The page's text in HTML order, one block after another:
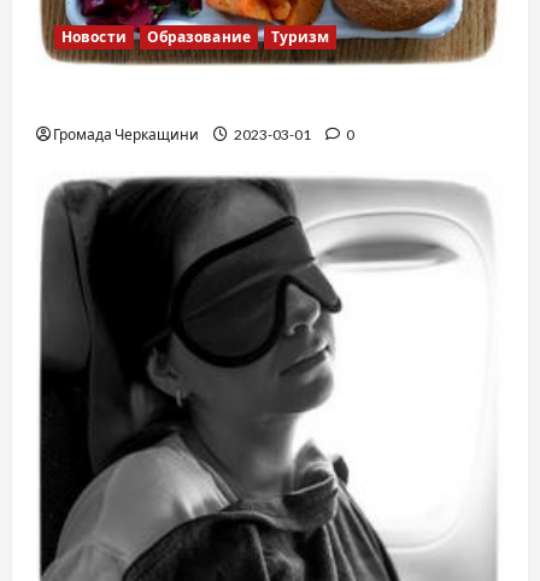
Новости Образование Туризм
Громада Черкащини 2023-03-01 0